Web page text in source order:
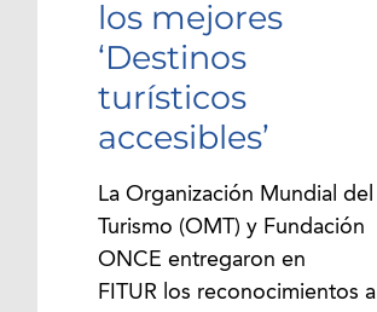
los mejores
‘Destinos
turísticos
accesibles’
La Organización Mundial del
Turismo (OMT) y Fundación
ONCE entregaron en
FITUR los reconocimientos a